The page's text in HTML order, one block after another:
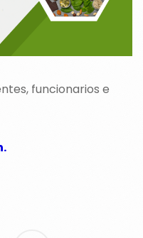
funcionarios e